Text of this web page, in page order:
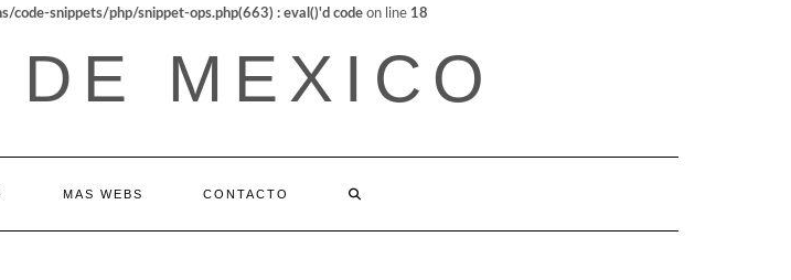
snippets/php/snippet-ops.php(663) : eval()'d code on line 18
MEXICO
MAS WEBS CONTACTO